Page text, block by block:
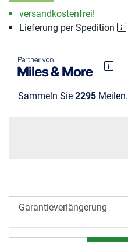
versandkostenfrei!
Lieferung per Spedition
Sammeln Sie 2295 Meilen.